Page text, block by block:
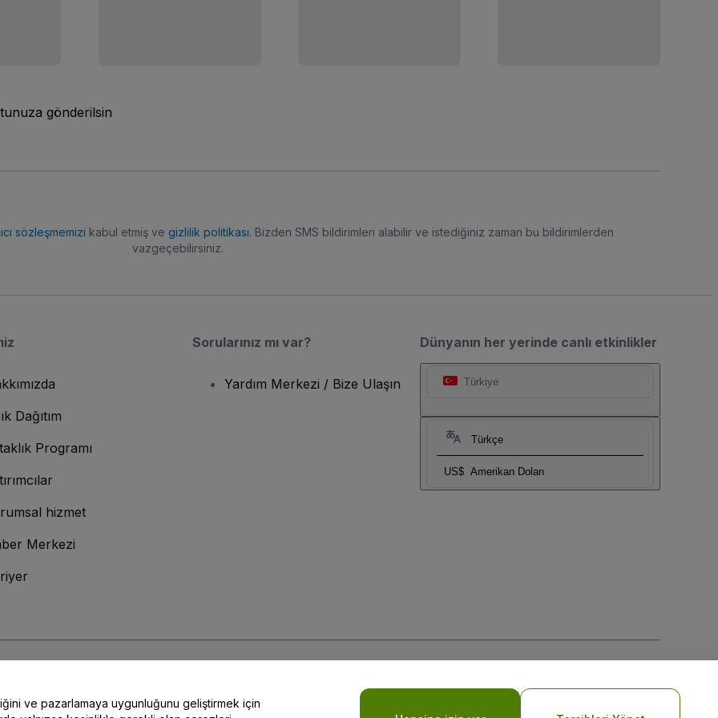
gönderilsin
sözleşmemizi kabul etmiş ve gizlilik politikası. Bizden SMS bildirimleri alabilir ve istediğiniz zaman bu bildirimlerden
vazgeçebilirsiniz.
Dünyanın her yerinde canlı etkinlikler
Türkiye
Türkçe
US$ Amerikan Doları
Dağıtım
Programı
hizmet
Merkezi
Sorularınız mı var?
Yardım Merkezi / Bize Ulaşın
ve pazarlamaya uygunluğunu geliştirmek için